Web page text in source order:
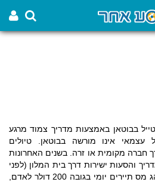
בבוטאן באמצעות מדריך צמוד מרגע
עצמאי אינו מורשה בבוטאן. טיולים
חברה מקומית או זרה. בשנים האחרונות
והסעות ישירות דרך בית המלון (לפני
הנסיעה). בנוסף, בבוטאן מונהג מס תיירים יומי בגובה 200 דולר לאדם,